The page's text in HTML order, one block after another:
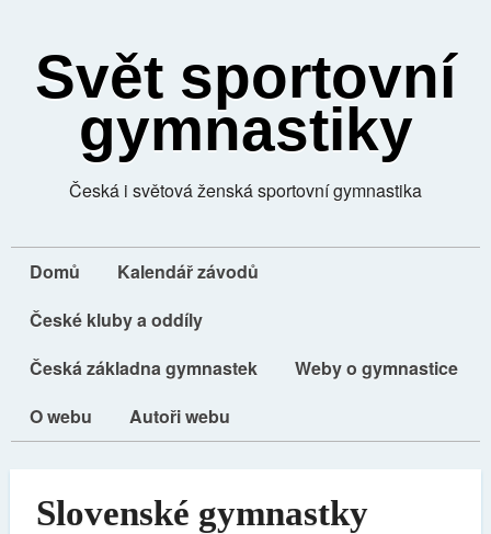
Svět sportovní
gymnastiky
Česká i světová ženská sportovní gymnastika
Domů
Kalendář závodů
České kluby a oddíly
Česká základna gymnastek
Weby o gymnastice
O webu
Autoři webu
Slovenské gymnastky